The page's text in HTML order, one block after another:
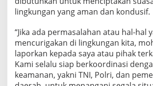
n
A
a
a
t
u
r
lingkungan yang aman dan kondusif.
“Jika ada permasalahan atau hal-hal
mencurigakan di lingkungan kita,
laporkan kepada saya atau pihak
Kami selalu siap berkoordinasi
keamanan, yakni TNI, Polri, dan